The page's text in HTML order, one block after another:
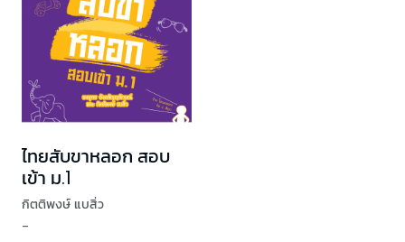
ไทยสับขาหลอก สอบ
เข้า ม.1
กิตติพงษ์ แบสิ่ว
,
-